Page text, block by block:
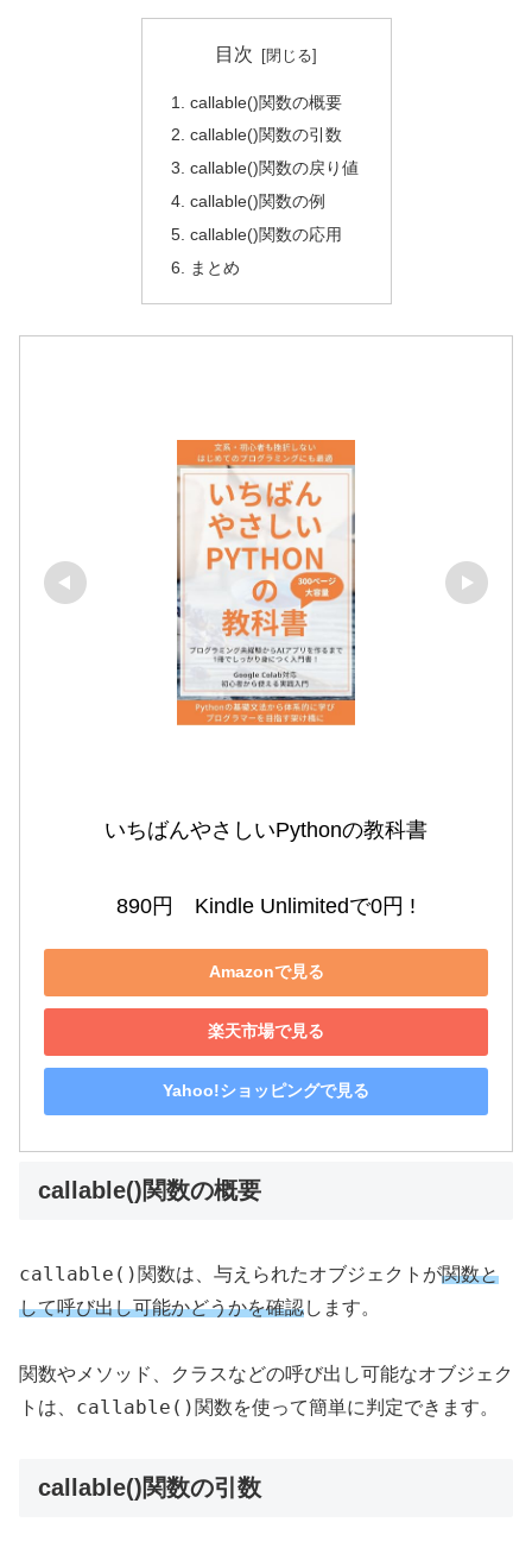
目次
callable()関数の概要
callable()関数の引数
callable()関数の戻り値
callable()関数の例
callable()関数の応用
まとめ
いちばんやさしいPythonの教科書
890円　Kindle Unlimitedで0円 !
Amazonで見る
楽天市場で見る
Yahoo!ショッピングで見る
callable()関数の概要
callable() 関数は、与えられたオブジェクトが関数と
して呼び出し可能かどうかを確認します。
関数やメソッド、クラスなどの呼び出し可能なオブジェク
トは、 callable() 関数を使って簡単に判定できます。
callable()関数の引数